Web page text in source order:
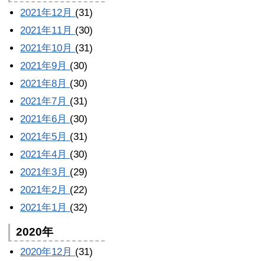
2021年12月 (31)
2021年11月 (30)
2021年10月 (31)
2021年9月 (30)
2021年8月 (30)
2021年7月 (31)
2021年6月 (30)
2021年5月 (31)
2021年4月 (30)
2021年3月 (29)
2021年2月 (22)
2021年1月 (32)
2020年
2020年12月 (31)